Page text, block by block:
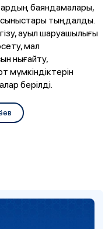
баяндамалары,
тыңдалды.
ауыл шаруашылығы
мал
нығайту,
мүмкіндіктерін
берілді.